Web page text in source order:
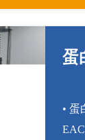
蛋
• 蛋